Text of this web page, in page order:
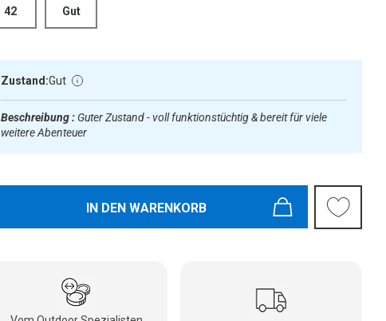
42 Gut
Zustand:Gut
Beschreibung : Guter Zustand - voll funktionstüchtig & bereit für viele
weitere Abenteuer
IN DEN WARENKORB